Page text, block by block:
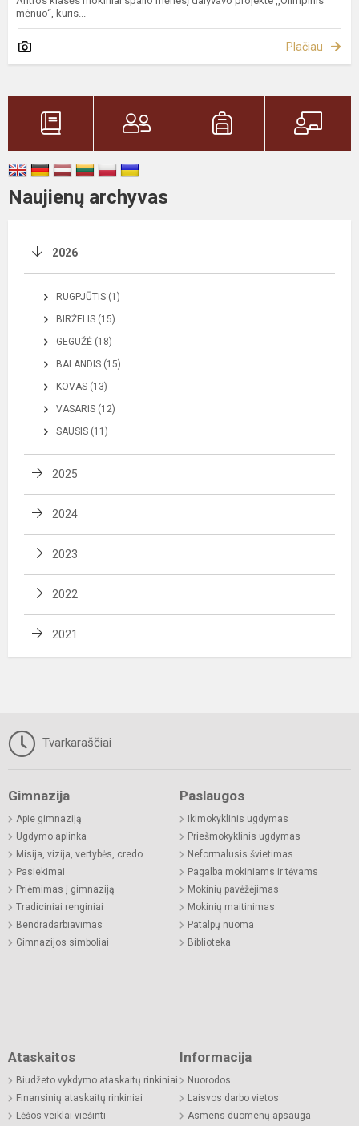
mėnuo“, kuris...
Plačiau
Naujienų archyvas
2026
RUGPJŪTIS (1)
BIRŽELIS (15)
GEGUŽĖ (18)
BALANDIS (15)
KOVAS (13)
VASARIS (12)
SAUSIS (11)
2025
2024
2023
2022
2021
Tvarkaraščiai
Gimnazija
Apie gimnaziją
Ugdymo aplinka
Misija, vizija, vertybės, credo
Pasiekimai
Priėmimas į gimnaziją
Tradiciniai renginiai
Bendradarbiavimas
Gimnazijos simboliai
Paslaugos
Ikimokyklinis ugdymas
Priešmokyklinis ugdymas
Neformalusis švietimas
Pagalba mokiniams ir tėvams
Mokinių pavėžėjimas
Mokinių maitinimas
Patalpų nuoma
Biblioteka
Ataskaitos
Biudžeto vykdymo ataskaitų rinkiniai
Finansinių ataskaitų rinkiniai
Lėšos veiklai viešinti
Informacija
Nuorodos
Laisvos darbo vietos
Asmens duomenų apsauga